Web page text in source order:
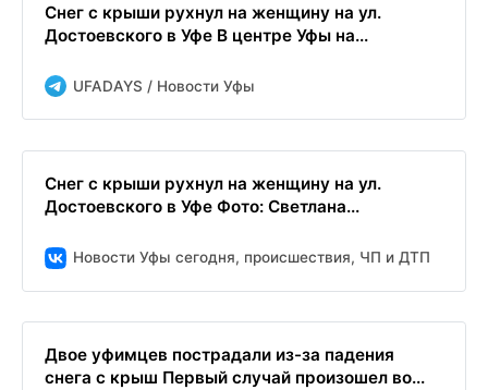
Снег с крыши рухнул на женщину на ул.
Достоевского в Уфе В центре Уфы на...
UFADAYS / Новости Уфы
Снег с крыши рухнул на женщину на ул.
Достоевского в Уфе Фото: Светлана...
Новости Уфы сегодня, происшествия, ЧП и ДТП
Двое уфимцев пострадали из-за падения
снега с крыш Первый случай произошел во...